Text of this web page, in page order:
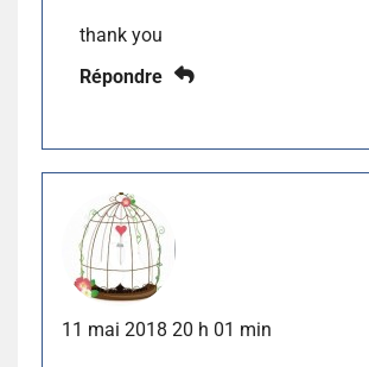
thank you
Répondre
11 mai 2018 20 h 01 min